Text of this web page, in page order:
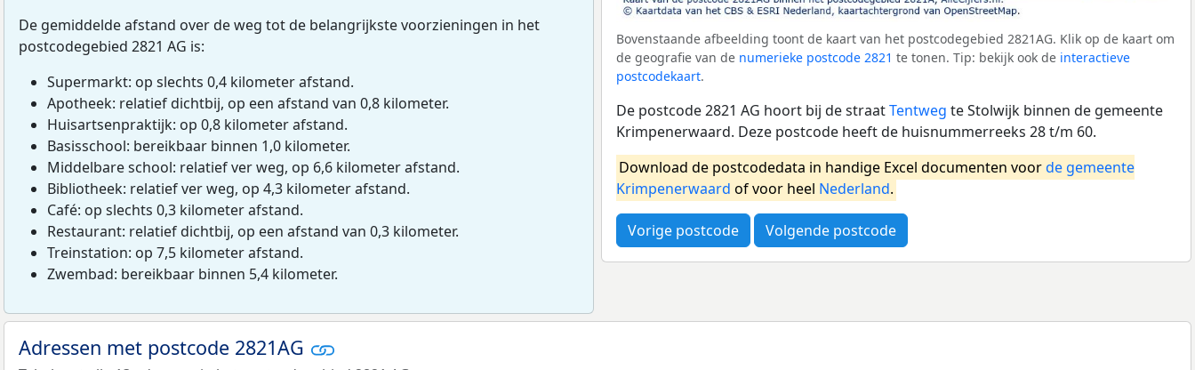
De gemiddelde afstand over de weg tot de belangrijkste voorzieningen in het
postcodegebied 2821 AG is:
Supermarkt: op slechts 0,4 kilometer afstand.
Apotheek: relatief dichtbij, op een afstand van 0,8 kilometer.
Huisartsenpraktijk: op 0,8 kilometer afstand.
Basisschool: bereikbaar binnen 1,0 kilometer.
Middelbare school: relatief ver weg, op 6,6 kilometer afstand.
Bibliotheek: relatief ver weg, op 4,3 kilometer afstand.
Café: op slechts 0,3 kilometer afstand.
Restaurant: relatief dichtbij, op een afstand van 0,3 kilometer.
Treinstation: op 7,5 kilometer afstand.
Zwembad: bereikbaar binnen 5,4 kilometer.
Bovenstaande afbeelding toont de kaart van het postcodegebied 2821AG. Klik op de kaart om
de geografie van de numerieke postcode 2821 te tonen. Tip: bekijk ook de interactieve
postcodekaart.
De postcode 2821 AG hoort bij de straatTentweg te Stolwijk binnen de gemeente
Krimpenerwaard. Deze postcode heeft de huisnummerreeks 28 t/m 60.
Download de postcodedata in handige Excel documenten voorde gemeente
Krimpenerwaard of voor heel Nederland.
Vorige postcode Volgende postcode
Adressen met postcode 2821AG